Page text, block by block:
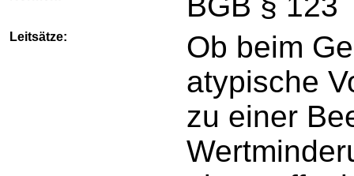
Leitsätze:
Ob beim
atypische
zu einer